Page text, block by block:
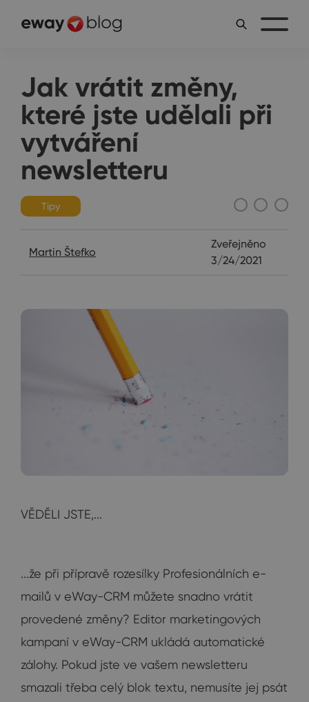
Jak vrátit změny,
které jste udělali při
vytváření
newsletteru
Tipy
Martin Štefko
Zveřejněno
3/24/2021
VĚDĚLI JSTE,...
...že při přípravě rozesílky Profesionálních e-
mailů v eWay-CRM můžete snadno vrátit
provedené změny? Editor marketingových
kampaní v eWay-CRM ukládá automatické
zálohy. Pokud jste ve vašem newsletteru
smazali třeba celý blok textu, nemusíte jej psát